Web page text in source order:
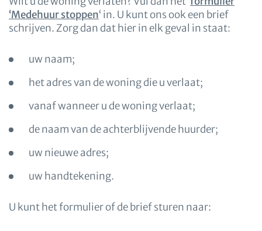
‘Medehuur stoppen‘ in. U kunt ons ook een brief
schrijven. Zorg dan dat hier in elk geval in staat:
uw naam;
het adres van de woning die u verlaat;
vanaf wanneer u de woning verlaat;
de naam van de achterblijvende huurder;
uw nieuwe adres;
uw handtekening.
U kunt het formulier of de brief sturen naar: